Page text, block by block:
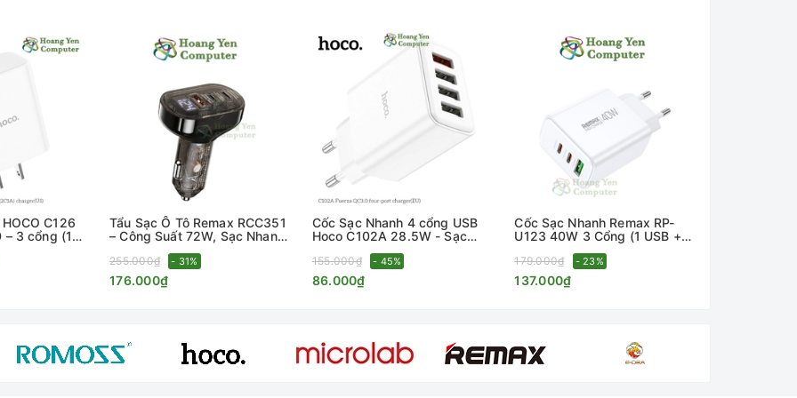
QC / FCP / AFC);
#n21 #hoangyencomputer
C126
– 3 cổng (1
Tẩu Sạc Ô Tô Remax RCC351
– Công Suất 72W, Sạc Nhanh
Hoàng Yến Computer
255.000₫ - 31%
176.000₫
Cốc Sạc Nhanh 4 cổng USB
Hoco C102A 28.5W - Sạc
Tháng - Hoàng Yến Computer
155.000₫ - 45%
86.000₫
Cốc Sạc Nhanh Remax RP-
U123 40W 3 Cổng (1 USB + 2
Hoàng Yến Computer
179.000₫ - 23%
137.000₫